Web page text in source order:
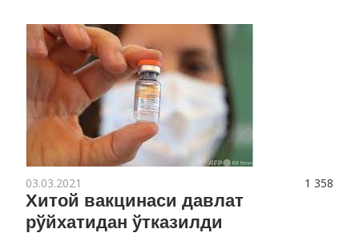
1 358
03.03.2021
Хитой вакцинаси давлат
рўйхатидан ўтказилди